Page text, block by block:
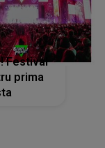
Festival
prima